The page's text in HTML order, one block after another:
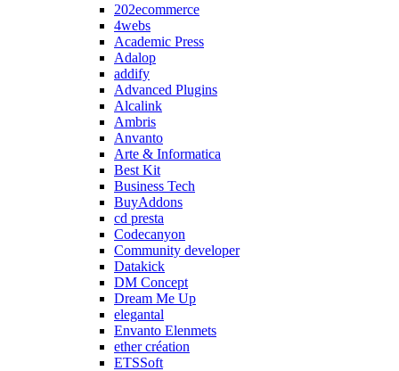
202ecommerce
4webs
Academic Press
Adalop
addify
Advanced Plugins
Alcalink
Ambris
Anvanto
Arte & Informatica
Best Kit
Business Tech
BuyAddons
cd presta
Codecanyon
Community developer
Datakick
DM Concept
Dream Me Up
elegantal
Envanto Elenmets
ether création
ETSSoft